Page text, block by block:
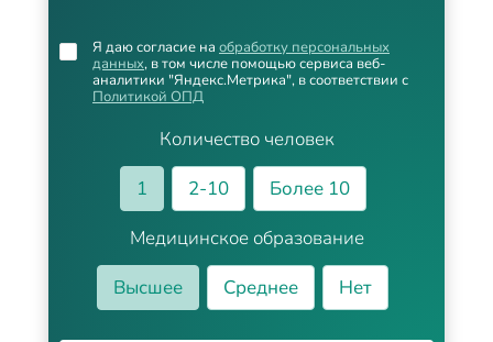
Количество человек
1
2-10
Более 10
Медицинское образование
Высшее
Среднее Нет
Я даю согласие на обработку персональных
данных, в том числе помощью сервиса веб-
аналитики "Яндекс.Метрика", в соответствии с
Политикой ОПД